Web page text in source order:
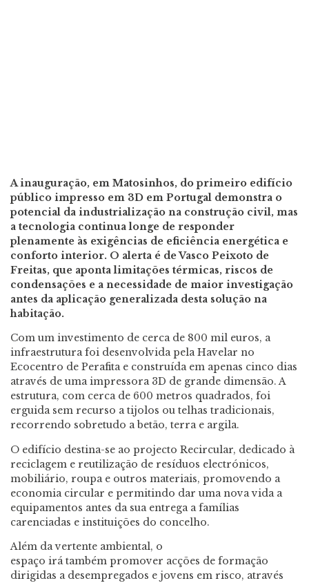
A inauguração, em Matosinhos, do primeiro edifício
público impresso em 3D em Portugal demonstra o
potencial da industrialização na construção civil, mas
a tecnologia continua longe de responder
plenamente às exigências de eficiência energética e
conforto interior. O alerta é de Vasco Peixoto de
Freitas, que aponta limitações térmicas, riscos de
condensações e a necessidade de maior investigação
antes da aplicação generalizada desta solução na
habitação.
Com um investimento de cerca de 800 mil euros, a
infraestrutura foi desenvolvida pela Havelar no
Ecocentro de Perafita e construída em apenas cinco dias
através de uma impressora 3D de grande dimensão. A
estrutura, com cerca de 600 metros quadrados, foi
erguida sem recurso a tijolos ou telhas tradicionais,
recorrendo sobretudo a betão, terra e argila.
O edifício destina-se ao projecto Recircular, dedicado à
reciclagem e reutilização de resíduos electrónicos,
mobiliário, roupa e outros materiais, promovendo a
economia circular e permitindo dar uma nova vida a
equipamentos antes da sua entrega a famílias
carenciadas e instituições do concelho.
Além da vertente ambiental, o
espaço irá também promover acções de formação
dirigidas a desempregados e jovens em risco, através